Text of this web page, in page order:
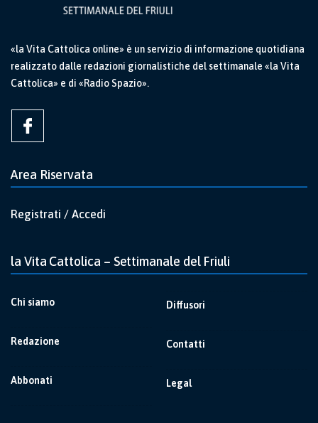
«la Vita Cattolica online» è un servizio di informazione quotidiana
realizzato dalle redazioni giornalistiche del settimanale «la Vita
Cattolica» e di «Radio Spazio».
Area Riservata
Registrati / Accedi
la Vita Cattolica – Settimanale del Friuli
Chi siamo
Redazione
Abbonati
Diffusori
Contatti
Legal